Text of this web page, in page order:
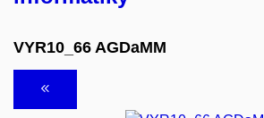
VYR10_66 AGDaMM